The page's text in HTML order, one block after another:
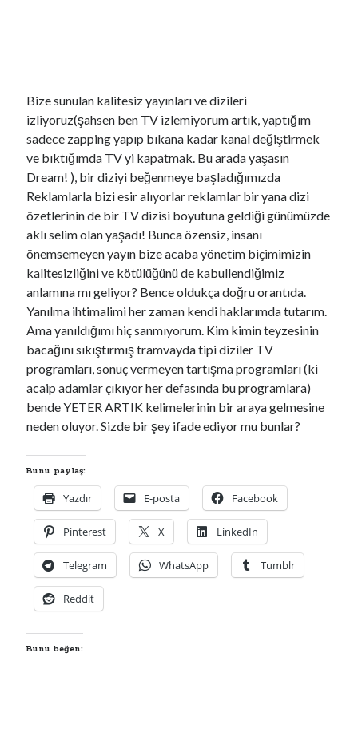
YouTube Kanalımdan Önerilen Video
Video
oynatıcı
00:00 04:57
Kategoriler
Bize sunulan kalitesiz yayınları ve dizileri
izliyoruz(şahsen ben TV izlemiyorum artık, yaptığım
sadece zapping yapıp bıkana kadar kanal değiştirmek
ve bıktığımda TV yi kapatmak. Bu arada yaşasın
Dream! ), bir diziyi beğenmeye başladığımızda
Reklamlarla bizi esir alıyorlar reklamlar bir yana dizi
özetlerinin de bir TV dizisi boyutuna geldiği günümüzde
aklı selim olan yaşadı! Bunca özensiz, insanı
önemsemeyen yayın bize acaba yönetim biçimimizin
kalitesizliğini ve kötülüğünü de kabullendiğimiz
anlamına mı geliyor? Bence oldukça doğru orantıda.
Yanılma ihtimalimi her zaman kendi haklarımda tutarım.
Ama yanıldığımı hiç sanmıyorum. Kim kimin teyzesinin
bacağını sıkıştırmış tramvayda tipi diziler TV
programları, sonuç vermeyen tartışma programları (ki
acaip adamlar çıkıyor her defasında bu programlara)
bende YETER ARTIK kelimelerinin bir araya gelmesine
neden oluyor. Sizde bir şey ifade ediyor mu bunlar?
Bunu paylaş:
Yazdır E-posta Facebook
Pinterest X LinkedIn
Telegram WhatsApp Tumblr
Reddit
Bunu beğen: